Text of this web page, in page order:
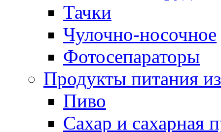
Тачки
Чулочно-носочное
Фотосепараторы
Продукты питания
Пиво
Сахар и сахарная